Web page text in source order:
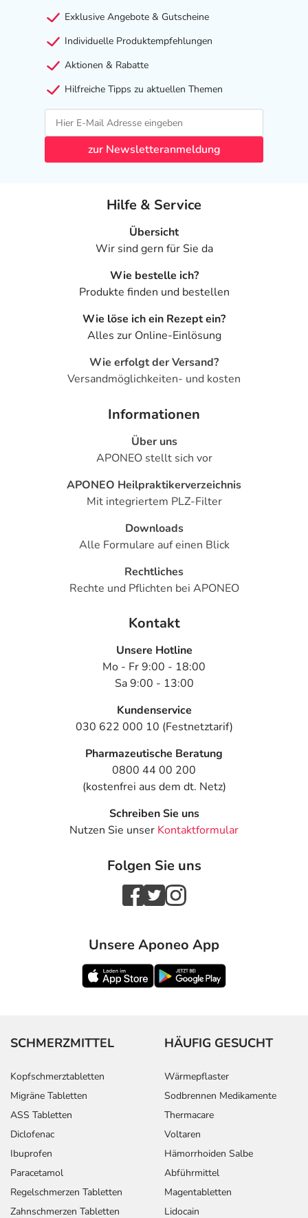
Exklusive Angebote & Gutscheine
Individuelle Produktempfehlungen
Aktionen & Rabatte
Hilfreiche Tipps zu aktuellen Themen
zur Newsletteranmeldung
Hilfe & Service
Übersicht
Wir sind gern für Sie da
Wie bestelle ich?
Produkte finden und bestellen
Wie löse ich ein Rezept ein?
Alles zur Online-Einlösung
Wie erfolgt der Versand?
Versandmöglichkeiten- und kosten
Informationen
Über uns
APONEO stellt sich vor
APONEO Heilpraktikerverzeichnis
Mit integriertem PLZ-Filter
Downloads
Alle Formulare auf einen Blick
Rechtliches
Rechte und Pflichten bei APONEO
Kontakt
Unsere Hotline
Mo - Fr 9:00 - 18:00
Sa 9:00 - 13:00
Kundenservice
030 622 000 10 (Festnetztarif)
Pharmazeutische Beratung
0800 44 00 200
(kostenfrei aus dem dt. Netz)
Schreiben Sie uns
Nutzen Sie unser Kontaktformular
Folgen Sie uns
Unsere Aponeo App
SCHMERZMITTEL
Kopfschmerztabletten
Migräne Tabletten
ASS Tabletten
Diclofenac
Ibuprofen
Paracetamol
Regelschmerzen Tabletten
Zahnschmerzen Tabletten
HÄUFIG GESUCHT
Wärmepflaster
Sodbrennen Medikamente
Thermacare
Voltaren
Hämorrhoiden Salbe
Abführmittel
Magentabletten
Lidocain